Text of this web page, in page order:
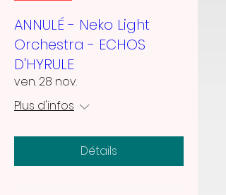
ANNULÉ - Neko Light
Orchestra - ECHOS
D'HYRULE
ven. 28 nov.
Plus d'infos
Détails